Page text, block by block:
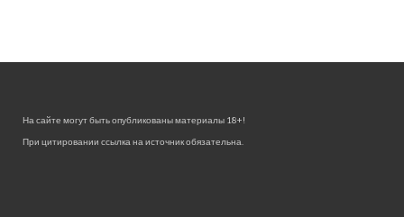
На сайте могут быть опубликованы материалы 18+!
При цитировании ссылка на источник обязательна.